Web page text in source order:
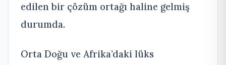
edilen bir çözüm ortağı haline gelmiş
durumda.
Orta Doğu ve Afrika’daki lüks